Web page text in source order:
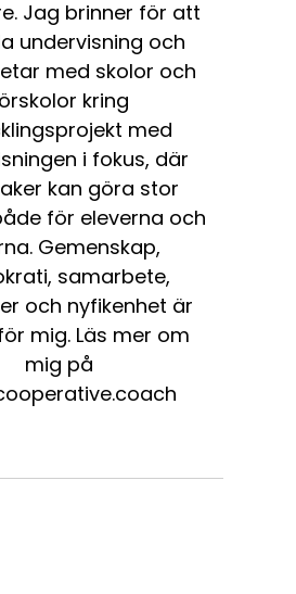
Jag brinner för att
undervisning och
med skolor och
kring
med
i fokus, där
kan göra stor
för eleverna och
Gemenskap,
samarbete,
och nyfikenhet är
mig. Läs mer om
mig på